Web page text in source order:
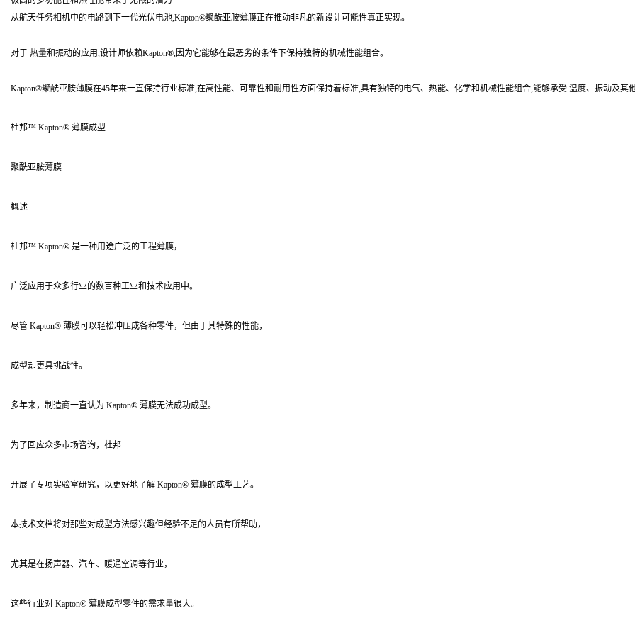
从航天任务相机中的电路到下一代光伏电池,Kapton®聚酰亚胺薄膜正在推动非凡的新设计可能性真正实现。
对于 热量和振动的应用,设计师依赖Kapton®,因为它能够在最恶劣的条件下保持独特的机械性能组合。
Kapton®聚酰亚胺薄膜在45年来一直保持行业标准,在高性能、可靠性和耐用性方面保持着标准,具有独特的电气、热能、化学和机械性能组合,能够承受 温度、振动及其他
杜邦™ Kapton® 薄膜成型
聚酰亚胺薄膜
概述
杜邦™ Kapton® 是一种用途广泛的工程薄膜，
广泛应用于众多行业的数百种工业和技术应用中。
尽管 Kapton® 薄膜可以轻松冲压成各种零件，但由于其特殊的性能，
成型却更具挑战性。
多年来，制造商一直认为 Kapton® 薄膜无法成功成型。
为了回应众多市场咨询，杜邦
开展了专项实验室研究，以更好地了解 Kapton® 薄膜的成型工艺。
本技术文档将对那些对成型方法感兴趣但经验不足的人员有所帮助，
尤其是在扬声器、汽车、暖通空调等行业，
这些行业对 Kapton® 薄膜成型零件的需求量很大。